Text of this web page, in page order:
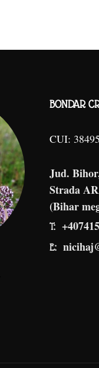
BONDAR
CUI:
Jud.
Strada
(Bihar
T:
E: